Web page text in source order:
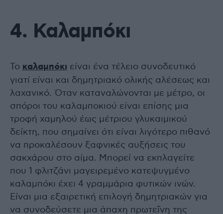
4. Καλαμπόκι
Το καλαμπόκι είναι ένα τέλειο συνοδευτικό
γιατί είναι και δημητριακό ολικής αλέσεως και
λαχανικό. Όταν καταναλώνονται με μέτρο, οι
σπόροι του καλαμποκιού είναι επίσης μια
τροφή χαμηλού έως μέτριου γλυκαιμικού
δείκτη, που σημαίνει ότι είναι λιγότερο πιθανό
να προκαλέσουν ξαφνικές αυξήσεις του
σακχάρου στο αίμα. Μπορεί να εκπλαγείτε
που 1 φλιτζάνι μαγειρεμένο κατεψυγμένο
καλαμπόκι έχει 4 γραμμάρια φυτικών ινών.
Είναι μια εξαιρετική επιλογή δημητριακών για
να συνοδεύσετε μια άπαχη πρωτεΐνη της